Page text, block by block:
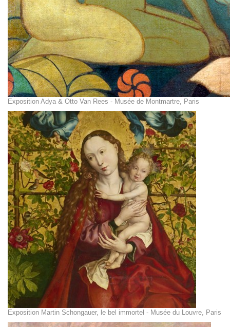
Exposition Adya & Otto Van Rees - Musée de Montmartre, Paris
Exposition Martin Schongauer, le bel immortel - Musée du Louvre, Paris